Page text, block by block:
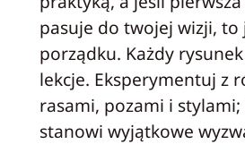
pasuje do twojej wizji, to
porządku. Każdy
lekcje. Eksperymentuj z
rasami, pozami i stylami;
stanowi wyjątkowe